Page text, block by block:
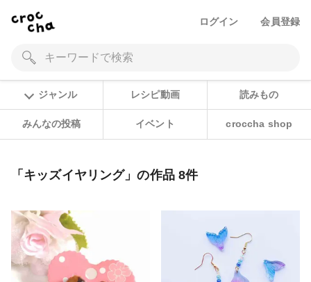
ログイン 会員登録
ジャンル レシピ動画 読みもの
みんなの投稿 イベント croccha shop
「キッズイヤリング」の作品 8件